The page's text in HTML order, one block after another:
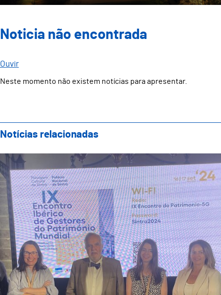
Noticia não encontrada
Ouvir
Neste momento não existem notícias para apresentar.
Notícias relacionadas
Guimarães Representada no IX Encontro Ibérico de